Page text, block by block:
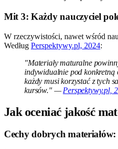
Mit 3: Każdy nauczyciel
W rzeczywistości, nawet wśród
Według Perspektywy.pl, 2024:
"Materiały maturalne
indywidualnie pod konkretną
każdy musi korzystać z tych
kursów." —Perspektywy.pl,
Jak oceniać jakość
Cechy dobrych